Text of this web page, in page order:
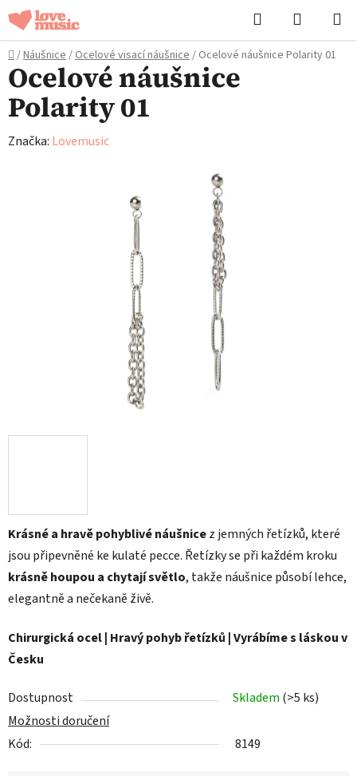
Přejít
na
obsah
Hledat
KOŠÍK
Domů
/Náušnice/Ocelové visací náušnice/ Ocelové náušnice Polarity 01
Krásné a hravě pohyblivé náušnicez jemných řetízků, které
jsou připevněné ke kulaté pecce. Řetízky se při každém kroku
krásně houpou a chytají světlo, takže náušnice působí lehce,
elegantně a nečekaně živě.
Chirurgická ocel | Hravý pohyb řetízků | Vyrábíme s láskou v
Česku
Dostupnost Skladem (>5 ks)
Možnosti doručení
Kód:
8149
Ocelové náušnice
Polarity 01
Značka: Lovemusic